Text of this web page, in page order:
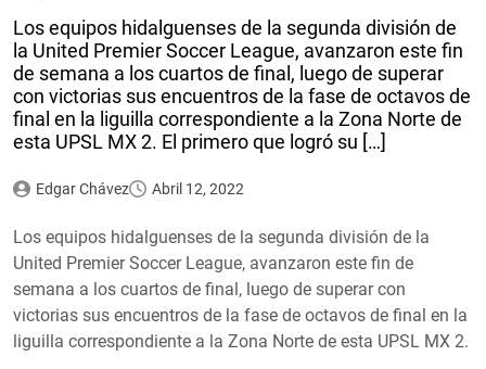
Los equipos hidalguenses de la segunda división de
la United Premier Soccer League, avanzaron este fin
de semana a los cuartos de final, luego de superar
con victorias sus encuentros de la fase de octavos de
final en la liguilla correspondiente a la Zona Norte de
esta UPSL MX 2. El primero que logró su […]
Edgar Chávez Abril 12, 2022
Los equipos hidalguenses de la segunda división de la
United Premier Soccer League, avanzaron este fin de
semana a los cuartos de final, luego de superar con
victorias sus encuentros de la fase de octavos de final en la
liguilla correspondiente a la Zona Norte de esta UPSL MX 2.